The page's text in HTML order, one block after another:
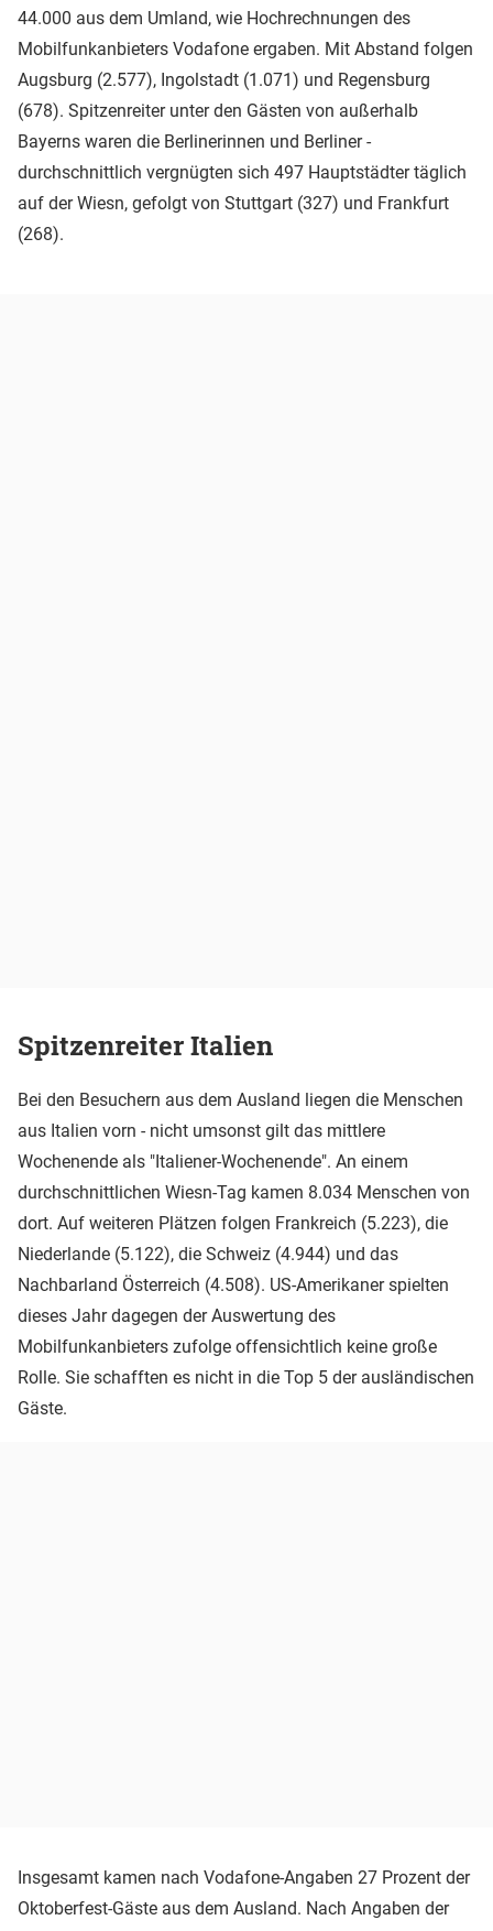
44.000 aus dem Umland, wie Hochrechnungen des
Mobilfunkanbieters Vodafone ergaben. Mit Abstand folgen
Augsburg (2.577), Ingolstadt (1.071) und Regensburg
(678). Spitzenreiter unter den Gästen von außerhalb
Bayerns waren die Berlinerinnen und Berliner -
durchschnittlich vergnügten sich 497 Hauptstädter täglich
auf der Wiesn, gefolgt von Stuttgart (327) und Frankfurt
(268).
Spitzenreiter Italien
Bei den Besuchern aus dem Ausland liegen die Menschen
aus Italien vorn - nicht umsonst gilt das mittlere
Wochenende als "Italiener-Wochenende". An einem
durchschnittlichen Wiesn-Tag kamen 8.034 Menschen von
dort. Auf weiteren Plätzen folgen Frankreich (5.223), die
Niederlande (5.122), die Schweiz (4.944) und das
Nachbarland Österreich (4.508). US-Amerikaner spielten
dieses Jahr dagegen der Auswertung des
Mobilfunkanbieters zufolge offensichtlich keine große
Rolle. Sie schafften es nicht in die Top 5 der ausländischen
Gäste.
Insgesamt kamen nach Vodafone-Angaben 27 Prozent der
Oktoberfest-Gäste aus dem Ausland. Nach Angaben der